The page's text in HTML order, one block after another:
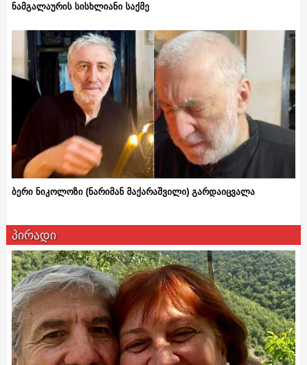
ნამგალაურის სისხლიანი საქმე
ბერი ნიკოლოზი (ნარიმან მაქარაშვილი) გარდაიცვალა
პირადი